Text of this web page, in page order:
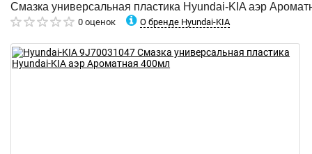
Смазка универсальная пластика Hyundai-KIA аэр
0 оценок О бренде Hyundai-KIA